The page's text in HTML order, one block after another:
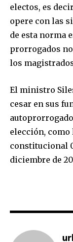
Join our
To subscribe,
or click the
your privacy and
electos, es
opere con las
de esta norma
prorrogados
los
El ministro
cesar en sus
elección, como
constitucional
diciembre de